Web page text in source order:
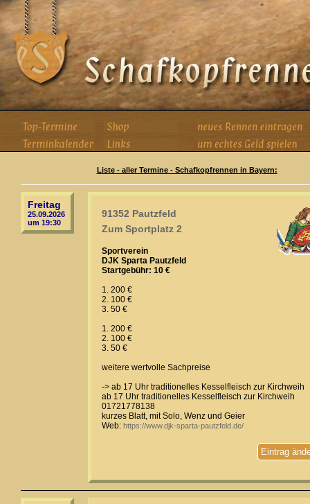
Liste - aller Termine - Schafkopfrennen in Bayern:
Freitag
25.09.2026
um 19:30
91352 Pautzfeld
Zum Sportplatz 2
Sportverein
DJK Sparta Pautzfeld
Startgebühr: 10 €
1. 200 €
2. 100 €
3. 50 €
1. 200 €
2. 100 €
3. 50 €
weitere wertvolle Sachpreise
-> ab 17 Uhr traditionelles Kesselfleisch zur Kirchweih
ab 17 Uhr traditionelles Kesselfleisch zur Kirchweih
01721778138
kurzes Blatt, mit Solo, Wenz und Geier
Web: https://www.djk-sparta-pautzfeld.de/
Eintrag